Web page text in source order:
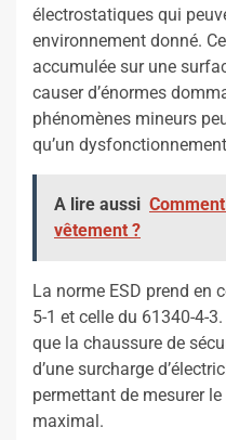
électrostatiques qui
environnement donné.
accumulée sur une
causer d’énormes
phénomènes mineurs
qu’un
A lire aussi
vêtement ?
La norme ESD prend en
5-1 et celle du 61340-4-
que la chaussure de
d’une surcharge
permettant de mesurer
maximal.